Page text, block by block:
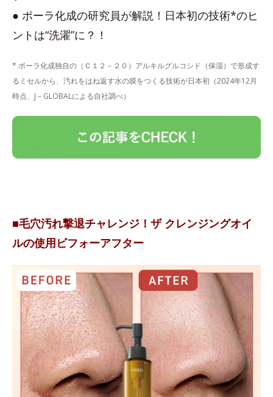
● ポーラ化成の研究員が解説！日本初の技術*のヒ
ントは“洗濯”に？！
* ポーラ化成独自の（Ｃ１２－２０）アルキルグルコシド（保湿）で形成す
るミセルから、汚れをはね返す水の膜をつくる技術が日本初（2024年12月
時点、J－GLOBALによる自社調べ）
■毛穴汚れ撃退チャレンジ！ザ クレンジングオイ
ルの使用ビフォーアフター